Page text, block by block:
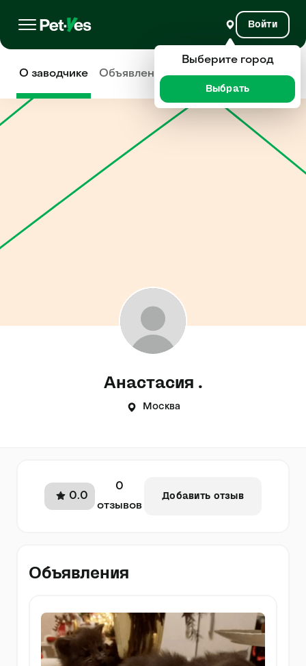
Войти
О заводчике Объявления Отзывы
Анастасия .
Москва
0.0
0
отзывов
Добавить отзыв
Объявления
Выберите город
Выбрать